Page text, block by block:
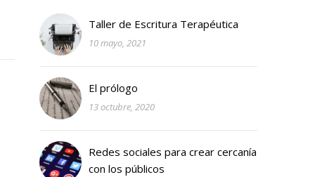
Taller de Escritura Terapéutica
10 mayo, 2021
El prólogo
13 octubre, 2020
Redes sociales para crear cercanía
con los públicos